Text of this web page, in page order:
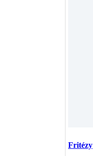
Fritézy